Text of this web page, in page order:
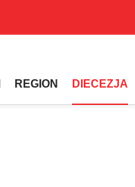
REGION DIECEZJA